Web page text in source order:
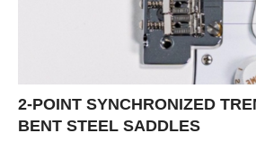
2-POINT SYNCHRONIZED
BENT STEEL SADDLES